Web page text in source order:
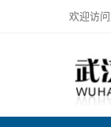
欢迎访